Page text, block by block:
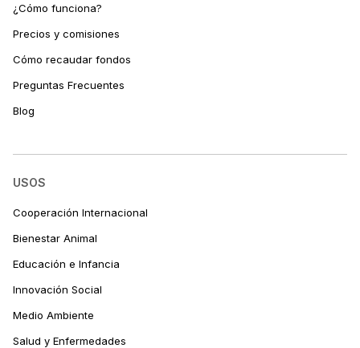
¿Cómo funciona?
Precios y comisiones
Cómo recaudar fondos
Preguntas Frecuentes
Blog
USOS
Cooperación Internacional
Bienestar Animal
Educación e Infancia
Innovación Social
Medio Ambiente
Salud y Enfermedades